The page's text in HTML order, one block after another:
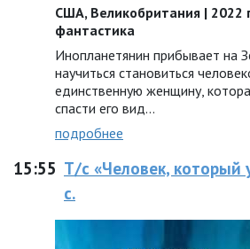
США, Великобритания | 2022
фантастика
Инопланетянин прибывает на
научиться становиться
единственную женщину,
спасти его вид...
подробнее
15:55 Т/с «Человек, который
с.